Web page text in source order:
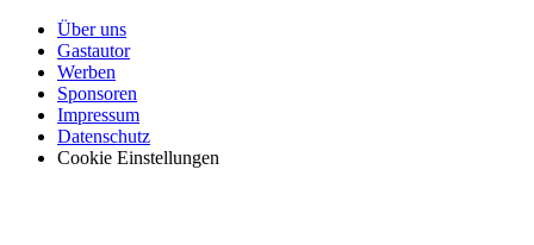
Über uns
Gastautor
Werben
Sponsoren
Impressum
Datenschutz
Cookie Einstellungen